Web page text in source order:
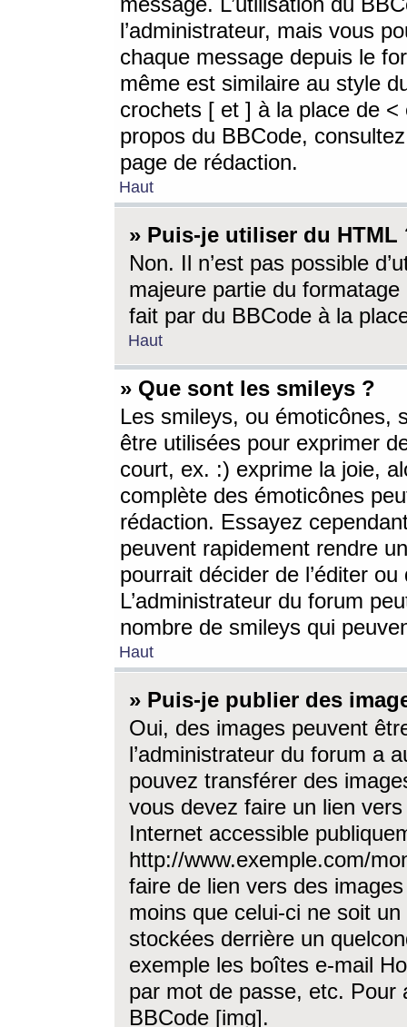
l’administrateur, mais vous
chaque message depuis le
même est similaire au style
crochets [ et ] à la place de <
propos du BBCode,
page de rédaction.
Haut
» Puis-je utiliser du HTML
Non. Il n’est pas possible
majeure partie du
fait par du BBCode à la
Haut
» Que sont les smileys ?
Les smileys, ou émoticônes,
être utilisées pour exprimer
court, ex. :) exprime la joie,
complète des émoticônes
rédaction. Essayez
peuvent rapidement rendre
pourrait décider de l’éditer
L’administrateur du forum
nombre de smileys qui
Haut
» Puis-je publier des
Oui, des images peuvent
l’administrateur du forum a
pouvez transférer des
vous devez faire un lien
Internet accessible
http://www.exemple.com/
faire de lien vers des
moins que celui-ci ne soit
stockées derrière un
exemple les boîtes e-mail
par mot de passe, etc. Pour
BBCode [img].